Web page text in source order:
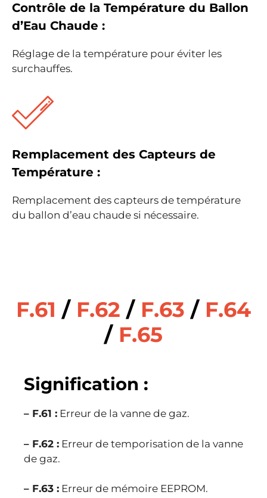
Contrôle de la Température du Ballon
d’Eau Chaude :
Réglage de la température pour éviter les
surchauffes.
Remplacement des Capteurs de
Température :
Remplacement des capteurs de température
du ballon d’eau chaude si nécessaire.
F.61 / F.62 / F.63 / F.64
/ F.65
Signification :
– F.61 : Erreur de la vanne de gaz.
– F.62 : Erreur de temporisation de la vanne
de gaz.
– F.63 : Erreur de mémoire EEPROM.